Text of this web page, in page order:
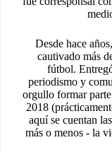
Desde hace
cautivado más
fútbol.
periodismo y
orgullo formar
2018
aquí se cuentan
más o menos - la